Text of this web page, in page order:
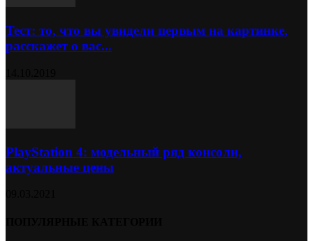
Тест: то, что вы увидели первым на картинке,
расскажет о вас...
PlayStation 4: модельный ряд консоли,
актуальные цены